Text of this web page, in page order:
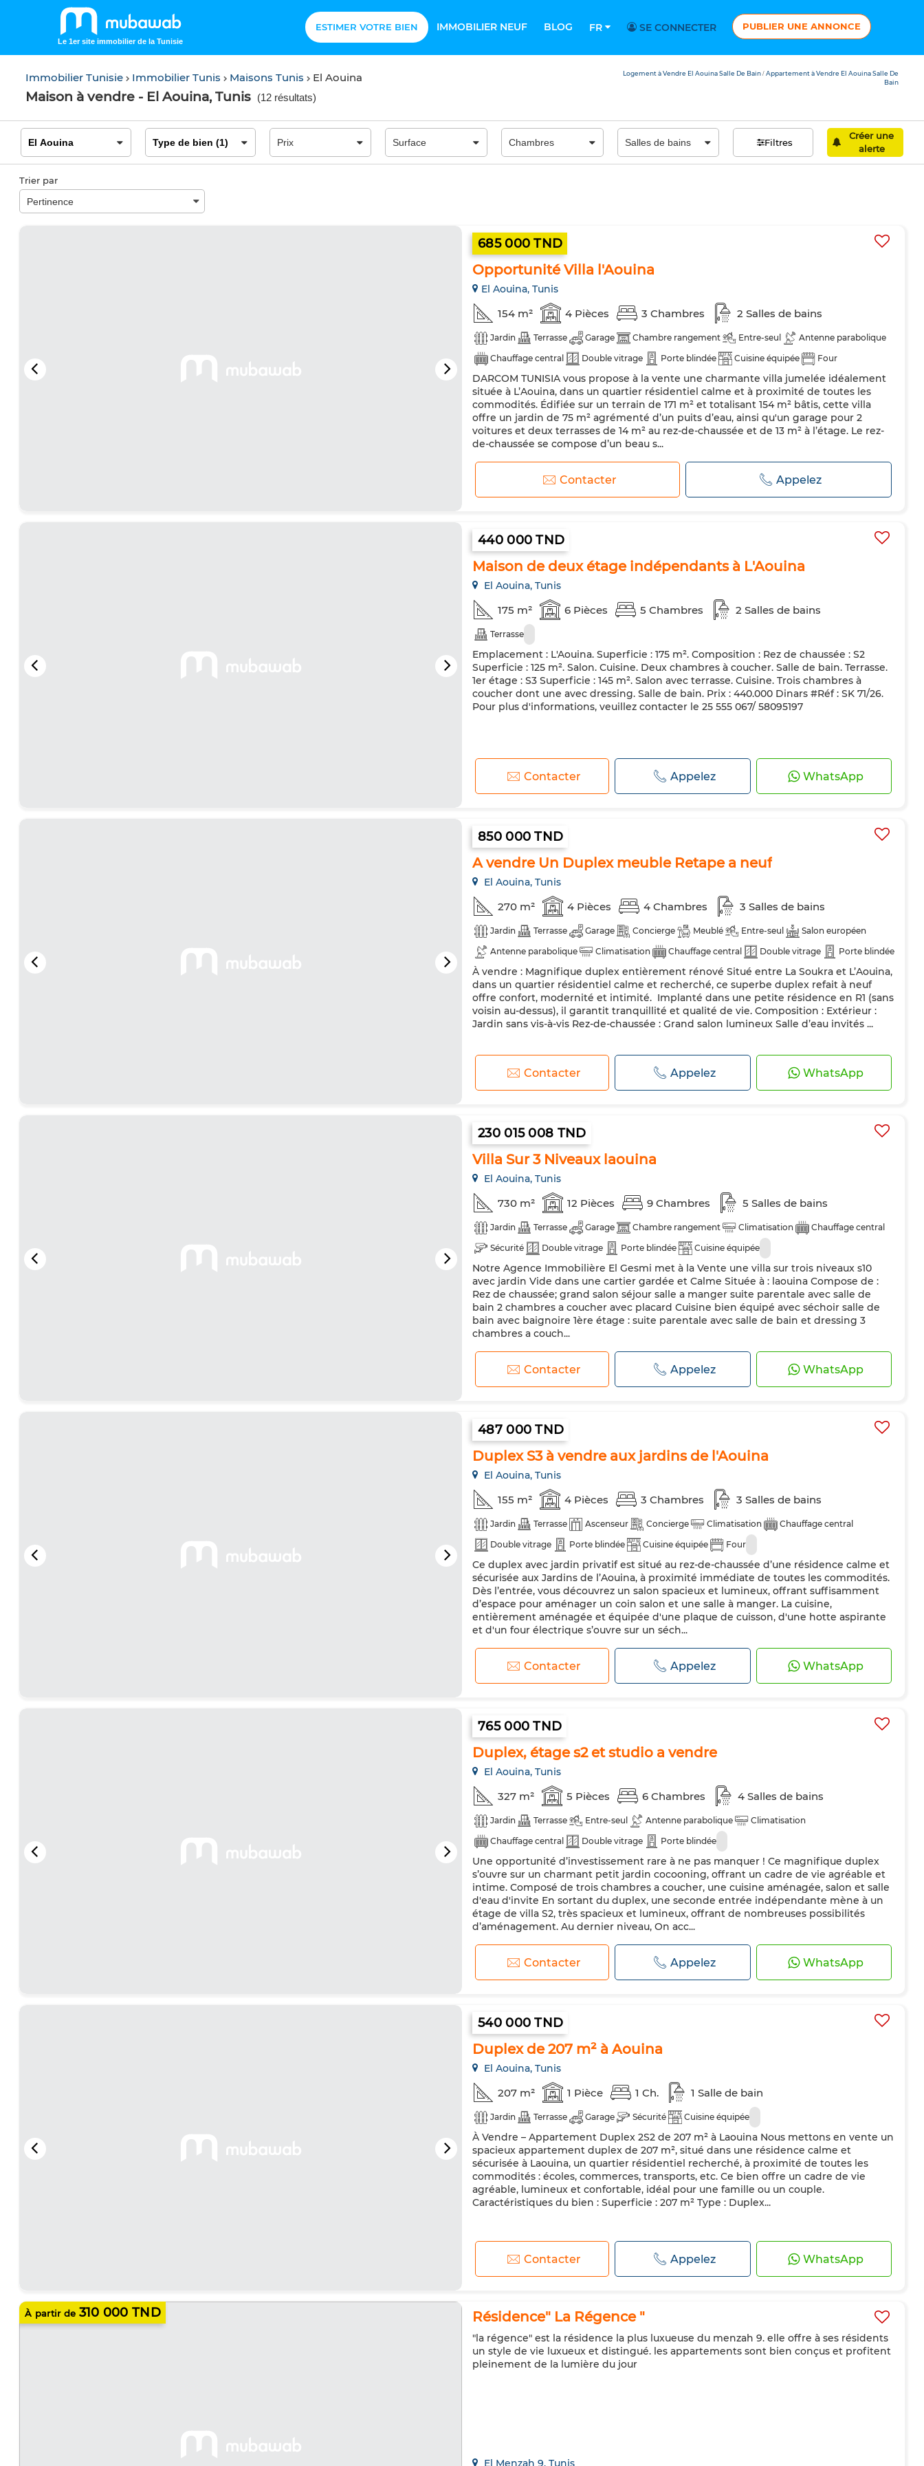
Le 1er site immobilier de la Tunisie
ESTIMER VOTRE BIEN IMMOBILIER NEUF BLOG FR SE CONNECTER PUBLIER UNE ANNONCE
Immobilier Tunisie Immobilier Tunis Maisons Tunis El Aouina
Maison à vendre - El Aouina, Tunis (12 résultats)
Logement à Vendre El Aouina Salle De Bain / Appartement à Vendre El Aouina Salle De
Bain
Filtres
Créer une
alerte
Trier par
685 000 TND
Opportunité Villa l'Aouina
El Aouina, Tunis
154 m² 4 Pièces 3 Chambres 2 Salles de bains
Jardin Terrasse Garage Chambre rangement Entre-seul
Antenne parabolique
Chauffage central
Double vitrage Porte blindée Cuisine équipée
Four
Machine à laver
Micro-ondes
DARCOM TUNISIA vous propose à la vente une charmante villa jumelée idéalement
située à L’Aouina, dans un quartier résidentiel calme et à proximité de toutes les
commodités. Édifiée sur un terrain de 171 m² et totalisant 154 m² bâtis, cette villa
offre un jardin de 75 m² agrémenté d’un puits d’eau, ainsi qu'un garage pour 2
voitures et deux terrasses de 14 m² au rez-de-chaussée et de 13 m² à l’étage. Le rez-
de-chaussée se compose d’un beau s...
Contacter Appelez
440 000 TND
Maison de deux étage indépendants à L'Aouina
El Aouina, Tunis
175 m² 6 Pièces 5 Chambres 2 Salles de bains
Terrasse
Emplacement : L'Aouina. Superficie : 175 m². Composition : Rez de chaussée : S2
Superficie : 125 m². Salon. Cuisine. Deux chambres à coucher. Salle de bain. Terrasse.
1er étage : S3 Superficie : 145 m². Salon avec terrasse. Cuisine. Trois chambres à
coucher dont une avec dressing. Salle de bain. Prix : 440.000 Dinars #Réf : SK 71/26.
Pour plus d'informations, veuillez contacter le 25 555 067/ 58095197
Contacter Appelez WhatsApp
850 000 TND
A vendre Un Duplex meuble Retape a neuf
El Aouina, Tunis
270 m² 4 Pièces 4 Chambres 3 Salles de bains
Jardin Terrasse Garage Concierge Meublé Entre-seul
Salon européen
Antenne parabolique
Climatisation Chauffage central Double vitrage
Porte blindée
Cuisine équipée
Réfrigérateur Four Machine à laver Micro-ondes
À vendre : Magnifique duplex entièrement rénové Situé entre La Soukra et L’Aouina,
dans un quartier résidentiel calme et recherché, ce superbe duplex refait à neuf
offre confort, modernité et intimité. ️ Implanté dans une petite résidence en R1 (sans
voisin au-dessus), il garantit tranquillité et qualité de vie. Composition : Extérieur :
Jardin sans vis-à-vis Rez-de-chaussée : Grand salon lumineux Salle d’eau invités ...
Contacter Appelez WhatsApp
230 015 008 TND
Villa Sur 3 Niveaux laouina
El Aouina, Tunis
730 m² 12 Pièces 9 Chambres 5 Salles de bains
Jardin Terrasse Garage Chambre rangement Climatisation
Chauffage central
Sécurité
Double vitrage Porte blindée Cuisine équipée
Notre Agence Immobilière El Gesmi met à la Vente une villa sur trois niveaux s10
avec jardin Vide dans une cartier gardée et Calme Située à : laouina Compose de :
Rez de chaussée; grand salon séjour salle a manger suite parentale avec salle de
bain 2 chambres a coucher avec placard Cuisine bien équipé avec séchoir salle de
bain avec baignoire 1ère étage : suite parentale avec salle de bain et dressing 3
chambres a couch...
Contacter Appelez WhatsApp
487 000 TND
Duplex S3 à vendre aux jardins de l'Aouina
El Aouina, Tunis
155 m² 4 Pièces 3 Chambres 3 Salles de bains
Jardin Terrasse Ascenseur Concierge Climatisation
Chauffage central
Double vitrage
Porte blindée Cuisine équipée Four
Ce duplex avec jardin privatif est situé au rez-de-chaussée d’une résidence calme et
sécurisée aux Jardins de l’Aouina, à proximité immédiate de toutes les commodités.
Dès l’entrée, vous découvrez un salon spacieux et lumineux, offrant suffisamment
d’espace pour aménager un coin salon et une salle à manger. La cuisine,
entièrement aménagée et équipée d'une plaque de cuisson, d'une hotte aspirante
et d'un four électrique s’ouvre sur un séch...
Contacter Appelez WhatsApp
765 000 TND
Duplex, étage s2 et studio a vendre
El Aouina, Tunis
327 m² 5 Pièces 6 Chambres 4 Salles de bains
Jardin Terrasse Entre-seul Antenne parabolique
Climatisation
Chauffage central
Double vitrage Porte blindée
Une opportunité d’investissement rare à ne pas manquer ! Ce magnifique duplex
s’ouvre sur un charmant petit jardin cocooning, offrant un cadre de vie agréable et
intime. Composé de trois chambres a coucher, une cuisine aménagée, salon et salle
d'eau d'invite En sortant du duplex, une seconde entrée indépendante mène à un
étage de villa S2, très spacieux et lumineux, offrant de nombreuses possibilités
d’aménagement. Au dernier niveau, On acc...
Contacter Appelez WhatsApp
540 000 TND
Duplex de 207 m² à Aouina
El Aouina, Tunis
207 m² 1 Pièce 1 Ch. 1 Salle de bain
Jardin Terrasse Garage Sécurité Cuisine équipée
À Vendre – Appartement Duplex 2S2 de 207 m² à Laouina Nous mettons en vente un
spacieux appartement duplex de 207 m², situé dans une résidence calme et
sécurisée à Laouina, un quartier résidentiel recherché, à proximité de toutes les
commodités : écoles, commerces, transports, etc. Ce bien offre un cadre de vie
agréable, lumineux et confortable, idéal pour une famille ou un couple.
Caractéristiques du bien : Superficie : 207 m² Type : Duplex...
Contacter Appelez WhatsApp
À partir de 310 000 TND Résidence" La Régence "
"la régence" est la résidence la plus luxueuse du menzah 9. elle offre à ses résidents
un style de vie luxueux et distingué. les appartements sont bien conçus et profitent
pleinement de la lumière du jour
El Menzah 9, Tunis